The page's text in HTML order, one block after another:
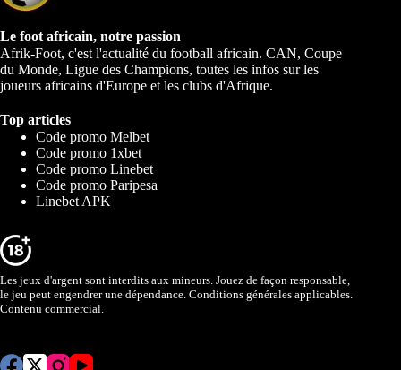
Le foot africain, notre passion
Afrik-Foot, c'est l'actualité du football africain. CAN, Coupe
du Monde, Ligue des Champions, toutes les infos sur les
joueurs africains d'Europe et les clubs d'Afrique.
Top articles
Code promo Melbet
Code promo 1xbet
Code promo Linebet
Code promo Paripesa
Linebet APK
Les jeux d'argent sont interdits aux mineurs. Jouez de façon responsable,
le jeu peut engendrer une dépendance. Conditions générales applicables.
Contenu commercial.